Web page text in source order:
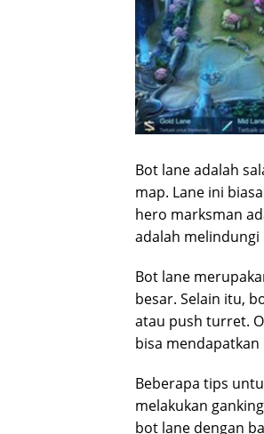
Bot lane adalah
map. Lane ini
hero marksman
adalah
Bot lane
besar. Selain itu,
atau push turret.
bisa
Beberapa tips
melakukan
bot lane dengan